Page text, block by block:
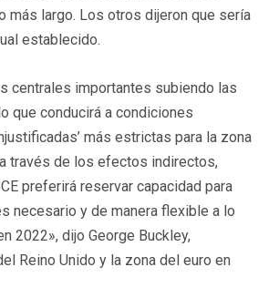
más largo. Los otros dijeron que sería
establecido.
centrales importantes subiendo las
que conducirá a condiciones
más estrictas para la zona
través de los efectos indirectos,
preferirá reservar capacidad para
necesario y de manera flexible a lo
2022», dijo George Buckley,
Reino Unido y la zona del euro en